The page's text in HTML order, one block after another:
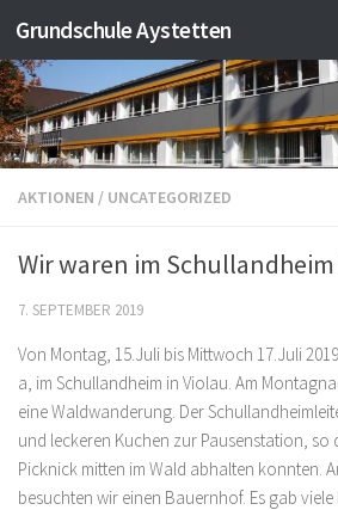
Zum Inhalt springen
Grundschule Aystetten
AKTIONEN / UNCATEGORIZED
Wir waren im
7. SEPTEMBER 2019
Von Montag, 15.Juli bis Mittwoch 17.Juli
a, im Schullandheim in Violau. Am
eine Waldwanderung. Der
und leckeren Kuchen zur Pausenstation, so
Picknick mitten im Wald abhalten konnten.
besuchten wir einen Bauernhof. Es gab